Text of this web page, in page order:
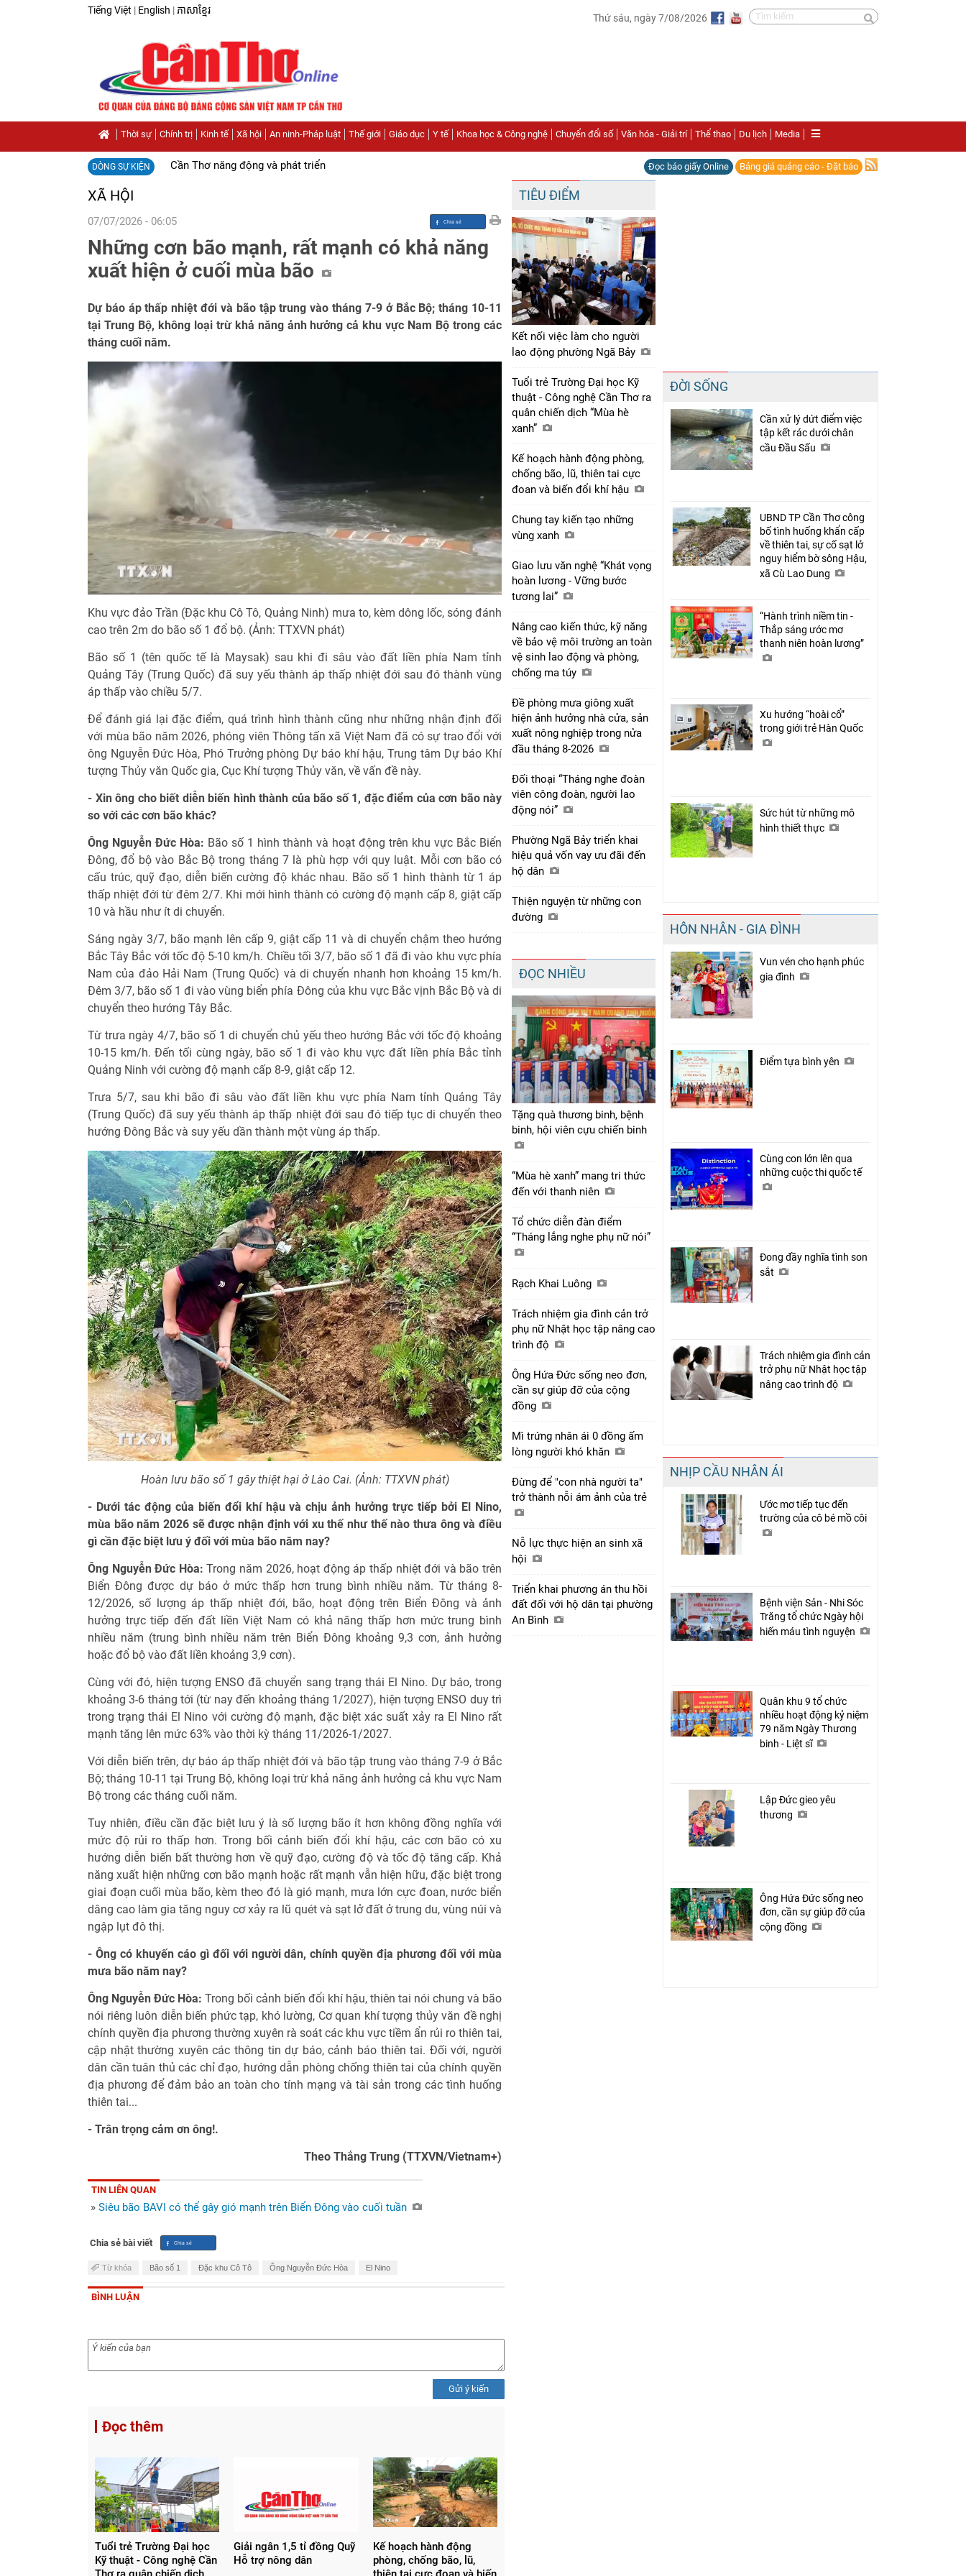
Tiếng Việt | English | ភាសាខ្មែរ
Thứ sáu, ngày 7/08/2026
Thời sự Chính trị Kinh tế Xã hội An ninh-Pháp luật Thế giới Giáo dục Y tế Khoa học & Công nghệ Chuyển đổi số Văn hóa - Giải trí Thể thao Du lịch Media
DÒNG SỰ KIỆN Cần Thơ năng động và phát triển Đọc báo giấy Online Bảng giá quảng cáo - Đặt báo
XÃ HỘI
07/07/2026 - 06:05
Chia sẻ
Facebook
Những cơn bão mạnh, rất mạnh có khả năng
xuất hiện ở cuối mùa bão
Dự báo áp thấp nhiệt đới và bão tập trung vào tháng 7-9 ở Bắc Bộ; tháng 10-11
tại Trung Bộ, không loại trừ khả năng ảnh hưởng cả khu vực Nam Bộ trong các
tháng cuối năm.
Khu vực đảo Trần (Đặc khu Cô Tô, Quảng Ninh) mưa to, kèm dông lốc, sóng đánh
cao trên 2m do bão số 1 đổ bộ. (Ảnh: TTXVN phát)
Bão số 1 (tên quốc tế là Maysak) sau khi đi sâu vào đất liền phía Nam tỉnh
Quảng Tây (Trung Quốc) đã suy yếu thành áp thấp nhiệt đới sau đó thành vùng
áp thấp vào chiều 5/7.
Để đánh giá lại đặc điểm, quá trình hình thành cũng như những nhận định đối
với mùa bão năm 2026, phóng viên Thông tấn xã Việt Nam đã có sự trao đổi với
ông Nguyễn Đức Hòa, Phó Trưởng phòng Dự báo khí hậu, Trung tâm Dự báo Khí
tượng Thủy văn Quốc gia, Cục Khí tượng Thủy văn, về vấn đề này.
- Xin ông cho biết diễn biến hình thành của bão số 1, đặc điểm của cơn bão này
so với các cơn bão khác?
Ông Nguyễn Đức Hòa: Bão số 1 hình thành và hoạt động trên khu vực Bắc Biển
Đông, đổ bộ vào Bắc Bộ trong tháng 7 là phù hợp với quy luật. Mỗi cơn bão có
cấu trúc, quỹ đạo, diễn biến cường độ khác nhau. Bão số 1 hình thành từ 1 áp
thấp nhiệt đới từ đêm 2/7. Khi mới hình thành có cường độ mạnh cấp 8, giật cấp
10 và hầu như ít di chuyển.
Sáng ngày 3/7, bão mạnh lên cấp 9, giật cấp 11 và di chuyển chậm theo hướng
Bắc Tây Bắc với tốc độ 5-10 km/h. Chiều tối 3/7, bão số 1 đã đi vào khu vực phía
Nam của đảo Hải Nam (Trung Quốc) và di chuyển nhanh hơn khoảng 15 km/h.
Đêm 3/7, bão số 1 đi vào vùng biển phía Đông của khu vực Bắc vịnh Bắc Bộ và di
chuyển theo hướng Tây Bắc.
Từ trưa ngày 4/7, bão số 1 di chuyển chủ yếu theo hướng Bắc với tốc độ khoảng
10-15 km/h. Đến tối cùng ngày, bão số 1 đi vào khu vực đất liền phía Bắc tỉnh
Quảng Ninh với cường độ mạnh cấp 8-9, giật cấp 12.
Trưa 5/7, sau khi bão đi sâu vào đất liền khu vực phía Nam tỉnh Quảng Tây
(Trung Quốc) đã suy yếu thành áp thấp nhiệt đới sau đó tiếp tục di chuyển theo
hướng Đông Bắc và suy yếu dần thành một vùng áp thấp.
Hoàn lưu bão số 1 gây thiệt hại ở Lào Cai. (Ảnh: TTXVN phát)
- Dưới tác động của biến đổi khí hậu và chịu ảnh hưởng trực tiếp bởi El Nino,
mùa bão năm 2026 sẽ được nhận định với xu thế như thế nào thưa ông và điều
gì cần đặc biệt lưu ý đối với mùa bão năm nay?
Ông Nguyễn Đức Hòa: Trong năm 2026, hoạt động áp thấp nhiệt đới và bão trên
Biển Đông được dự báo ở mức thấp hơn trung bình nhiều năm. Từ tháng 8-
12/2026, số lượng áp thấp nhiệt đới, bão, hoạt động trên Biển Đông và ảnh
hưởng trực tiếp đến đất liền Việt Nam có khả năng thấp hơn mức trung bình
nhiều năm (trung bình nhiều năm trên Biển Đông khoảng 9,3 cơn, ảnh hưởng
hoặc đổ bộ vào đất liền khoảng 3,9 cơn).
Cùng với đó, hiện tượng ENSO đã chuyển sang trạng thái El Nino. Dự báo, trong
khoảng 3-6 tháng tới (từ nay đến khoảng tháng 1/2027), hiện tượng ENSO duy trì
trong trạng thái El Nino với cường độ mạnh, đặc biệt xác suất xảy ra El Nino rất
mạnh tăng lên mức 63% vào thời kỳ tháng 11/2026-1/2027.
Với diễn biến trên, dự báo áp thấp nhiệt đới và bão tập trung vào tháng 7-9 ở Bắc
Bộ; tháng 10-11 tại Trung Bộ, không loại trừ khả năng ảnh hưởng cả khu vực Nam
Bộ trong các tháng cuối năm.
Tuy nhiên, điều cần đặc biệt lưu ý là số lượng bão ít hơn không đồng nghĩa với
mức độ rủi ro thấp hơn. Trong bối cảnh biến đổi khí hậu, các cơn bão có xu
hướng diễn biến bất thường hơn về quỹ đạo, cường độ và tốc độ tăng cấp. Khả
năng xuất hiện những cơn bão mạnh hoặc rất mạnh vẫn hiện hữu, đặc biệt trong
giai đoạn cuối mùa bão, kèm theo đó là gió mạnh, mưa lớn cực đoan, nước biển
dâng cao làm gia tăng nguy cơ xảy ra lũ quét và sạt lở đất ở trung du, vùng núi và
ngập lụt đô thị.
- Ông có khuyến cáo gì đối với người dân, chính quyền địa phương đối với mùa
mưa bão năm nay?
Ông Nguyễn Đức Hòa: Trong bối cảnh biến đổi khí hậu, thiên tai nói chung và bão
nói riêng luôn diễn biến phức tạp, khó lường, Cơ quan khí tượng thủy văn đề nghị
chính quyền địa phương thường xuyên rà soát các khu vực tiềm ẩn rủi ro thiên tai,
cập nhật thường xuyên các thông tin dự báo, cảnh báo thiên tai. Đối với, người
dân cần tuân thủ các chỉ đạo, hướng dẫn phòng chống thiên tai của chính quyền
địa phương để đảm bảo an toàn cho tính mạng và tài sản trong các tình huống
thiên tai...
- Trân trọng cảm ơn ông!.
Theo Thắng Trung (TTXVN/Vietnam+)
TIN LIÊN QUAN
» Siêu bão BAVI có thể gây gió mạnh trên Biển Đông vào cuối tuần
Chia sẻ bài viết
Từ khóa Bão số 1 Đặc khu Cô Tô Ông Nguyễn Đức Hòa El Nino
BÌNH LUẬN
Gửi ý kiến
Đọc thêm
Tuổi trẻ Trường Đại học
Kỹ thuật - Công nghệ Cần
Giải ngân 1,5 tỉ đồng Quỹ
Hỗ trợ nông dân
Kế hoạch hành động
phòng, chống bão, lũ,
TIÊU ĐIỂM
Kết nối việc làm cho người
lao động phường Ngã Bảy
Tuổi trẻ Trường Đại học Kỹ
thuật - Công nghệ Cần Thơ ra
quân chiến dịch “Mùa hè
xanh”
Kế hoạch hành động phòng,
chống bão, lũ, thiên tai cực
đoan và biến đổi khí hậu
Chung tay kiến tạo những
vùng xanh
Giao lưu văn nghệ “Khát vọng
hoàn lương - Vững bước
tương lai”
Nâng cao kiến thức, kỹ năng
về bảo vệ môi trường an toàn
vệ sinh lao động và phòng,
chống ma túy
Đề phòng mưa giông xuất
hiện ảnh hưởng nhà cửa, sản
xuất nông nghiệp trong nửa
đầu tháng 8-2026
Đối thoại “Tháng nghe đoàn
viên công đoàn, người lao
động nói”
Phường Ngã Bảy triển khai
hiệu quả vốn vay ưu đãi đến
hộ dân
Thiện nguyện từ những con
đường
ĐỌC NHIỀU
Tặng quà thương binh, bệnh
binh, hội viên cựu chiến binh
“Mùa hè xanh” mang tri thức
đến với thanh niên
Tổ chức diễn đàn điểm
“Tháng lắng nghe phụ nữ nói”
Rạch Khai Luông
Trách nhiệm gia đình cản trở
phụ nữ Nhật học tập nâng cao
trình độ
Ông Hứa Đức sống neo đơn,
cần sự giúp đỡ của cộng
đồng
Mì trứng nhân ái 0 đồng ấm
lòng người khó khăn
Đừng để "con nhà người ta"
trở thành nỗi ám ảnh của trẻ
Nỗ lực thực hiện an sinh xã
hội
Triển khai phương án thu hồi
đất đối với hộ dân tại phường
An Bình
ĐỜI SỐNG
Cần xử lý dứt điểm việc
tập kết rác dưới chân
cầu Đầu Sấu
UBND TP Cần Thơ công
bố tình huống khẩn cấp
về thiên tai, sự cố sạt lở
nguy hiểm bờ sông Hậu,
xã Cù Lao Dung
“Hành trình niềm tin -
Thắp sáng ước mơ
thanh niên hoàn lương”
Xu hướng “hoài cổ”
trong giới trẻ Hàn Quốc
Sức hút từ những mô
hình thiết thực
HÔN NHÂN - GIA ĐÌNH
Vun vén cho hạnh phúc
gia đình
Điểm tựa bình yên
Cùng con lớn lên qua
những cuộc thi quốc tế
Đong đầy nghĩa tình son
sắt
Trách nhiệm gia đình cản
trở phụ nữ Nhật học tập
nâng cao trình độ
NHỊP CẦU NHÂN ÁI
Ước mơ tiếp tục đến
trường của cô bé mồ côi
Bệnh viện Sản - Nhi Sóc
Trăng tổ chức Ngày hội
hiến máu tình nguyện
Quân khu 9 tổ chức
nhiều hoạt động kỷ niệm
79 năm Ngày Thương
binh - Liệt sĩ
Lập Đức gieo yêu
thương
Ông Hứa Đức sống neo
đơn, cần sự giúp đỡ của
cộng đồng